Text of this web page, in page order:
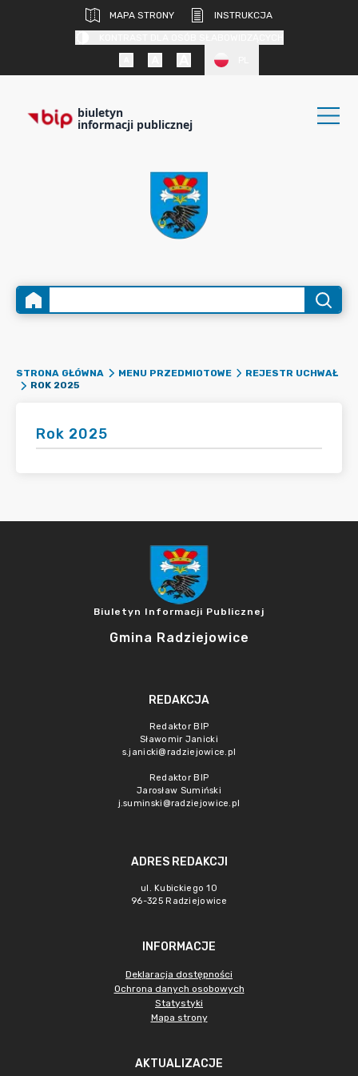
MAPA STRONY
INSTRUKCJA
biuletyn
informacji publicznej
STRONA GŁÓWNA MENU PRZEDMIOTOWE
REJESTR UCHWAŁ
ROK 2025
Rok 2025
Biuletyn Informacji Publicznej
Gmina Radziejowice
REDAKCJA
Redaktor BIP
Sławomir Janicki
s.janicki@radziejowice.pl
Redaktor BIP
Jarosław Sumiński
j.suminski@radziejowice.pl
ADRES REDAKCJI
ul. Kubickiego 10
96-325 Radziejowice
INFORMACJE
Deklaracja dostępności
Ochrona danych osobowych
Statystyki
Mapa strony
AKTUALIZACJE